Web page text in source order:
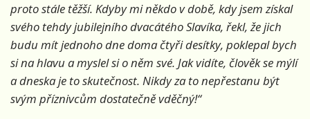
proto stále těžší. Kdyby mi někdo v době, kdy jsem získal
svého tehdy jubilejního dvacátého Slavíka, řekl, že jich
budu mít jednoho dne doma čtyři desítky, poklepal bych
si na hlavu a myslel si o něm své. Jak vidíte, člověk se mýlí
a dneska je to skutečnost. Nikdy za to nepřestanu být
svým příznivcům dostatečně vděčný!“